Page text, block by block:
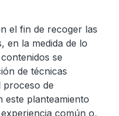
el fin de recoger las
en la medida de lo
se
de técnicas
proceso de
este planteamiento
común o,